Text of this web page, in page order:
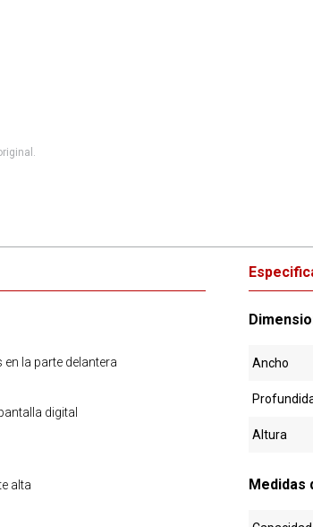
la parte delantera
digital
alta
Ancho
Altura
Medidas